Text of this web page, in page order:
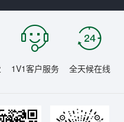
1V1客户服务 全天候在线